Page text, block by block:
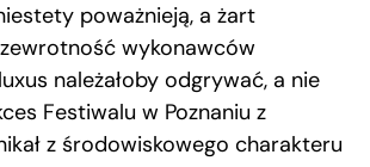
poważnieją, a żart
wykonawców
należałoby odgrywać, a nie
Festiwalu w Poznaniu z
z środowiskowego charakteru